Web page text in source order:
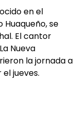
en el
se
El cantor
Nueva
la jornada a
jueves.